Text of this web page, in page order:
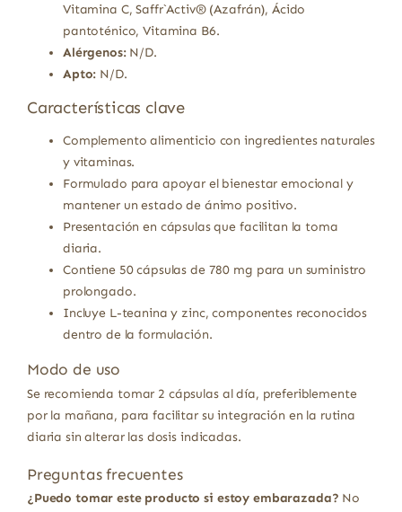
Vitamina C, Saffr`Activ® (Azafrán), Ácido
pantoténico, Vitamina B6.
Alérgenos:N/D.
Apto: N/D.
Características clave
Complemento alimenticio con ingredientes naturales
y vitaminas.
Formulado para apoyar el bienestar emocional y
mantener un estado de ánimo positivo.
Presentación en cápsulas que facilitan la toma
diaria.
Contiene 50 cápsulas de 780 mg para un suministro
prolongado.
Incluye L-teanina y zinc, componentes reconocidos
dentro de la formulación.
Modo de uso
Se recomienda tomar 2 cápsulas al día, preferiblemente
por la mañana, para facilitar su integración en la rutina
diaria sin alterar las dosis indicadas.
Preguntas frecuentes
¿Puedo tomar este producto si estoy embarazada? No